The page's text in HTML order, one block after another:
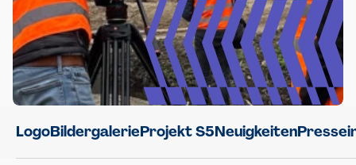
LogoBildergalerieProjekt S5Neuigkeiten